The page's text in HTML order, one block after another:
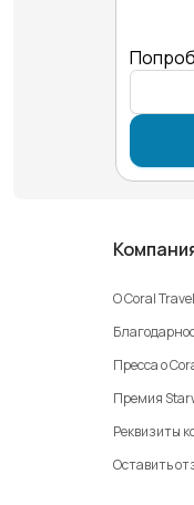
О Coral Travel
Пресса о
Премия
Реквизиты
Оставить